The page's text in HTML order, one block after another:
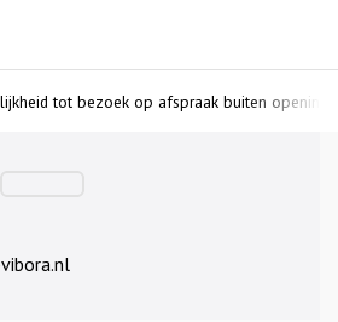
tot bezoek op afspraak buiten openingstijden